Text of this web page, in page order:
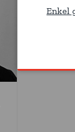
Enkel